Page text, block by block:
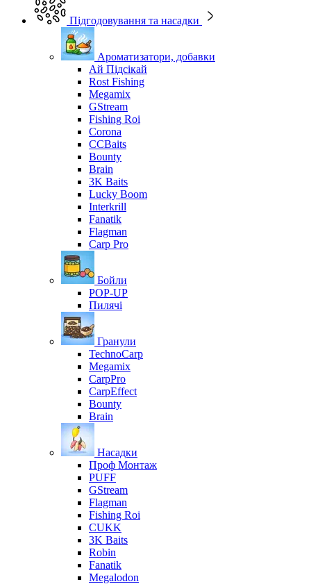
Підгодовування та насадки
Ароматизатори, добавки
Ай Підсікай
Rost Fishing
Megamix
GStream
Fishing Roi
Corona
CCBaits
Bounty
Brain
3K Baits
Lucky Boom
Interkrill
Fanatik
Flagman
Carp Pro
Бойли
POP-UP
Пилячі
Гранули
TechnoCarp
Megamix
CarpPro
CarpEffect
Bounty
Brain
Насадки
Проф Монтаж
PUFF
GStream
Flagman
Fishing Roi
CUKK
3K Baits
Robin
Fanatik
Megalodon